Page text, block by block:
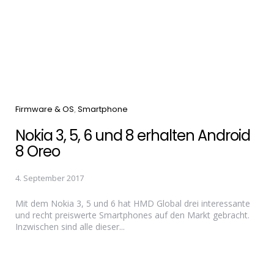
Categories
Firmware & OS Smartphone
Nokia 3, 5, 6 und 8 erhalten Android
8 Oreo
4. September 2017
Mit dem Nokia 3, 5 und 6 hat HMD Global drei interessante
und recht preiswerte Smartphones auf den Markt gebracht.
Inzwischen sind alle dieser...